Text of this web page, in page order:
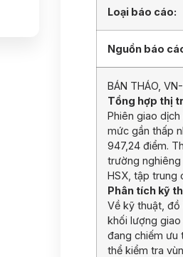
Loại báo cáo:
Nguồn báo
BÁN THÁO,
Tổng hợp thị
Phiên giao
mức gần thấp
947,24 điểm.
trường nghiêng
HSX, tập trung
Phân tích kỹ
Về kỹ thuật, đồ
khối lượng
đang chiếm ưu
thể kiểm tra